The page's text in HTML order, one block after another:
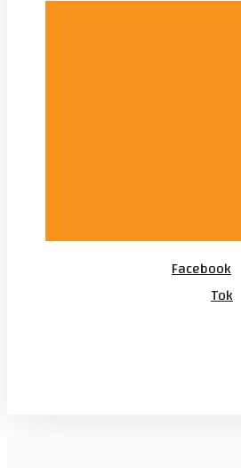
Facebook
Tok